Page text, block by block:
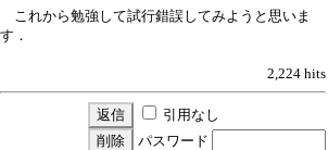
これから勉強して試行錯誤してみようと思いま
す．
2,224 hits
引用なし
パスワード